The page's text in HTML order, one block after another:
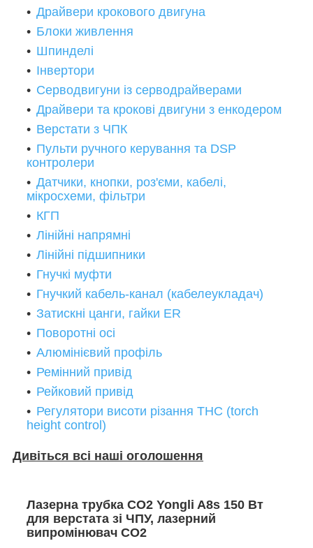
Лазерна трубка CO2 Yongli A8s 150 Вт
для верстата зі ЧПУ, лазерний
випромінювач CO2
Дивіться всі наші оголошення
Драйвери крокового двигуна
Блоки живлення
Шпинделі
Інвертори
Серводвигуни із серводрайверами
Драйвери та крокові двигуни з енкодером
Верстати з ЧПК
Пульти ручного керування та DSP
контролери
Датчики, кнопки, роз'єми, кабелі,
мікросхеми, фільтри
КГП
Лінійні напрямні
Лінійні підшипники
Гнучкі муфти
Гнучкий кабель-канал (кабелеукладач)
Затискні цанги, гайки ER
Поворотні осі
Алюмінієвий профіль
Ремінний привід
Рейковий привід
Регулятори висоти різання THC (torch
height control)